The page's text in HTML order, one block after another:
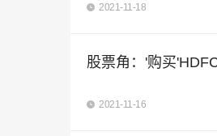
2021-11-18
股票角：'购买
2021-11-16